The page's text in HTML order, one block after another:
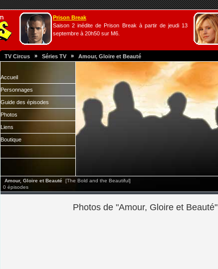
Prison Break
Saison 2 inédite de Prison Break à partir de jeudi 13
septembre à 20h50 sur M6.
TV Circus » Séries TV » Amour, Gloire et Beauté
Accueil
Personnages
Guide des épisodes
Photos
Liens
Boutique
Amour, Gloire et Beauté [The Bold and the Beautiful]
0 épisodes
Photos de "Amour, Gloire et Beauté"